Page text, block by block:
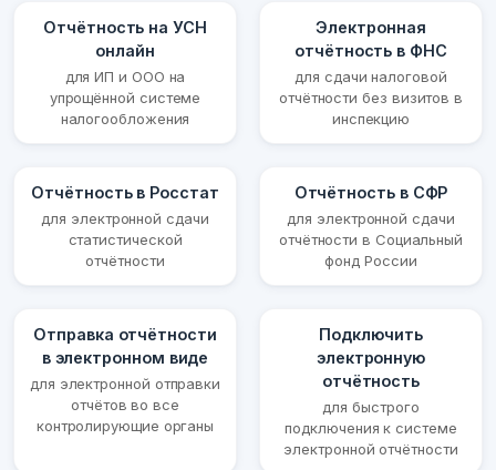
Отчётность на УСН
онлайн
для ИП и ООО на
упрощённой системе
налогообложения
Электронная
отчётность в ФНС
для сдачи налоговой
отчётности без визитов в
инспекцию
Отчётность в Росстат
для электронной сдачи
статистической
отчётности
Отчётность в СФР
для электронной сдачи
отчётности в Социальный
фонд России
Отправка отчётности
в электронном виде
для электронной отправки
отчётов во все
контролирующие органы
Подключить
электронную
отчётность
для быстрого
подключения к системе
электронной отчётности